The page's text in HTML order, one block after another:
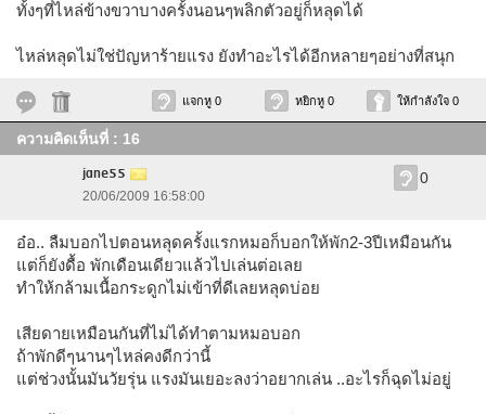
ทั้งๆที่ไหล่ข้างขวาบางครั้งนอนๆพลิกตัวอยู่ก็หลุดได้
ไหล่หลุดไม่ใช่ปัญหาร้ายแรง ยังทำอะไรได้อีกหลายๆอย่างที่สนุก
แจกหู 0 หยิกหู 0 ให้กำลังใจ 0
ความคิดเห็นที่ : 16
jane55
20/06/2009 16:58:00
0
อ๋อ.. ลืมบอกไปตอนหลุดครั้งแรกหมอก็บอกให้พัก2-3ปีเหมือนกัน
แต่ก็ยังดื้อ พักเดือนเดียวแล้วไปเล่นต่อเลย
ทำให้กล้ามเนื้อกระดูกไม่เข้าที่ดีเลยหลุดบ่อย
เสียดายเหมือนกันที่ไม่ได้ทำตามหมอบอก
ถ้าพักดีๆนานๆไหล่คงดีกว่านี้
แต่ช่วงนั้นมันวัยรุ่น แรงมันเยอะลงว่าอยากเล่น ..อะไรก็ฉุดไม่อยู่